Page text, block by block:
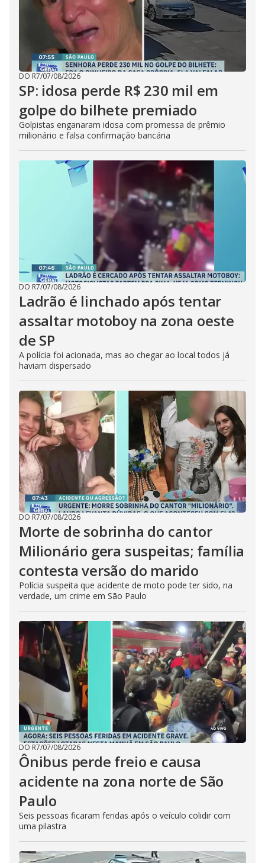
DO R7/07/08/2026
SP: idosa perde R$ 230 mil em
golpe do bilhete premiado
Golpistas enganaram idosa com promessa de prêmio
milionário e falsa confirmação bancária
DO R7/07/08/2026
Ladrão é linchado após tentar
assaltar motoboy na zona oeste
de SP
A polícia foi acionada, mas ao chegar ao local todos já
haviam dispersado
DO R7/07/08/2026
Morte de sobrinha do cantor
Milionário gera suspeitas; família
contesta versão do marido
Polícia suspeita que acidente de moto pode ter sido, na
verdade, um crime em São Paulo
DO R7/07/08/2026
Ônibus perde freio e causa
acidente na zona norte de São
Paulo
Seis pessoas ficaram feridas após o veículo colidir com
uma pilastra